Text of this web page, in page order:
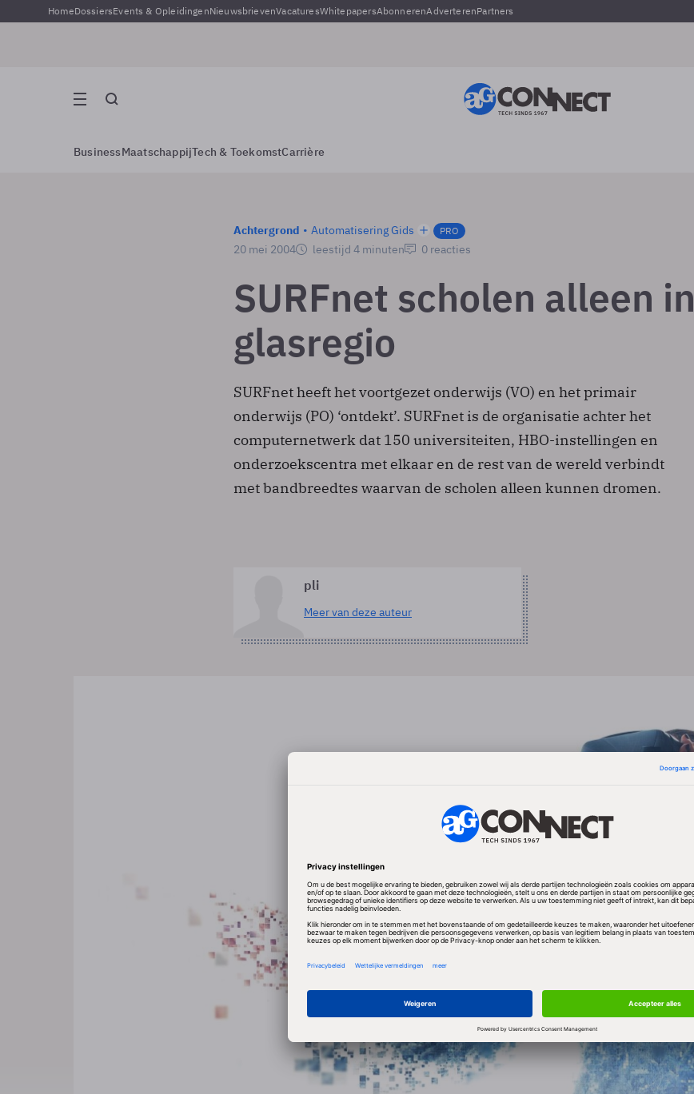
HomeDossiersEvents & OpleidingenNieuwsbrievenVacaturesWhitepapersAbonnerenAdverterenPartners
BusinessMaatschappijTech & ToekomstCarrière
Achtergrond Automatisering Gids PRO
20 mei 2004 leestijd 4 minuten 0 reacties
SURFnet scholen alleen in
glasregio
SURFnet heeft het voortgezet onderwijs (VO) en het primair
onderwijs (PO) ‘ontdekt’. SURFnet is de organisatie achter het
computernetwerk dat 150 universiteiten, HBO-instellingen en
onderzoekscentra met elkaar en de rest van de wereld verbindt
met bandbreedtes waarvan de scholen alleen kunnen dromen.
pli
Meer van deze auteur